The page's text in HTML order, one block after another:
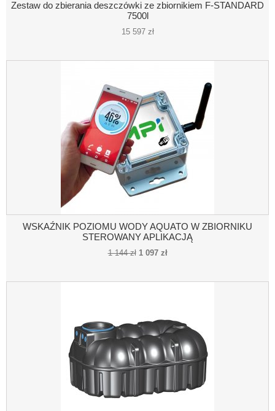
Zestaw do zbierania deszczówki ze zbiornikiem F-STANDARD
7500l
15 597 zł
WSKAŹNIK POZIOMU WODY AQUATO W ZBIORNIKU
STEROWANY APLIKACJĄ
1 144 zł 1 097 zł